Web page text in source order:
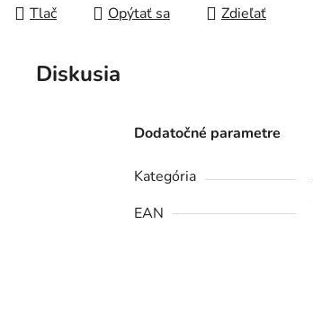
Tlač Opýtať sa Zdieľať
Diskusia
Dodatočné parametre
Kategória
EAN